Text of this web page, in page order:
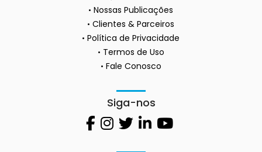
Nossas Publicações
Clientes & Parceiros
Política de Privacidade
Termos de Uso
Fale Conosco
Siga-nos